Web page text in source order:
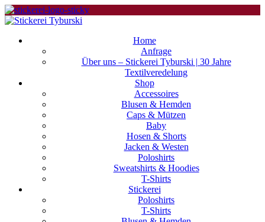
Home
Anfrage
Über uns – Stickerei Tyburski | 30 Jahre
Textilveredelung
Shop
Accessoires
Blusen & Hemden
Caps & Mützen
Baby
Hosen & Shorts
Jacken & Westen
Poloshirts
Sweatshirts & Hoodies
T-Shirts
Stickerei
Poloshirts
T-Shirts